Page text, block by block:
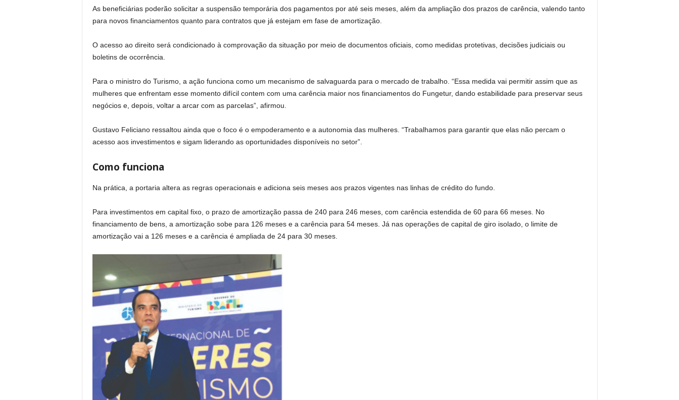
As beneficiárias poderão solicitar a suspensão temporária dos pagamentos por até seis meses, além da ampliação dos prazos de carência, valendo tanto
para novos financiamentos quanto para contratos que já estejam em fase de amortização.
O acesso ao direito será condicionado à comprovação da situação por meio de documentos oficiais, como medidas protetivas, decisões judiciais ou
boletins de ocorrência.
Para o ministro do Turismo, a ação funciona como um mecanismo de salvaguarda para o mercado de trabalho. “Essa medida vai permitir assim que as
mulheres que enfrentam esse momento difícil contem com uma carência maior nos financiamentos do Fungetur, dando estabilidade para preservar seus
negócios e, depois, voltar a arcar com as parcelas”, afirmou.
Gustavo Feliciano ressaltou ainda que o foco é o empoderamento e a autonomia das mulheres. “Trabalhamos para garantir que elas não percam o
acesso aos investimentos e sigam liderando as oportunidades disponíveis no setor”.
Como funciona
Na prática, a portaria altera as regras operacionais e adiciona seis meses aos prazos vigentes nas linhas de crédito do fundo.
Para investimentos em capital fixo, o prazo de amortização passa de 240 para 246 meses, com carência estendida de 60 para 66 meses. No
financiamento de bens, a amortização sobe para 126 meses e a carência para 54 meses. Já nas operações de capital de giro isolado, o limite de
amortização vai a 126 meses e a carência é ampliada de 24 para 30 meses.